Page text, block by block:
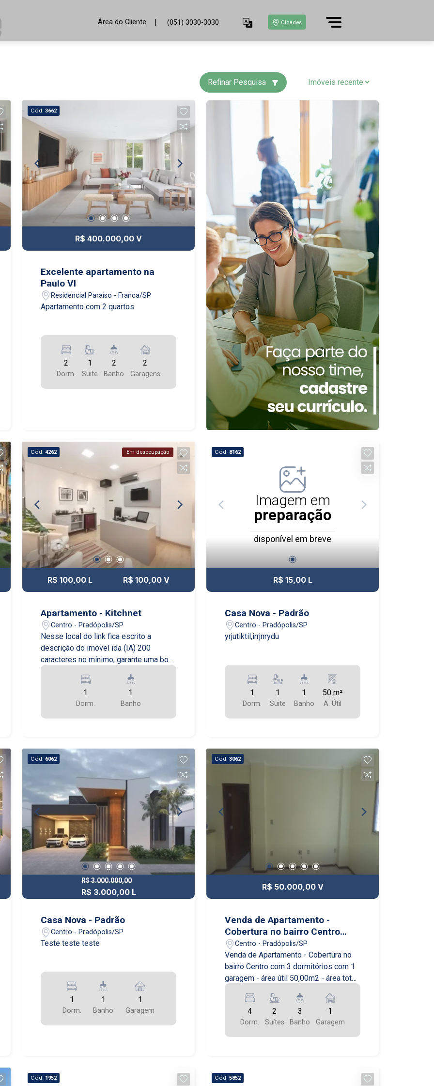
Área do Cliente | (051) 3030-3030 Cidades
Refinar Pesquisa
Cód. 3662
R$ 400.000,00 V
Excelente apartamento na
Paulo VI
Residencial Paraíso - Franca/SP
Apartamento com 2 quartos
2
Dorm.
1
Suite
2
Banho
2
Garagens
Em desocupação
Cód. 4262
R$ 100,00 L R$ 100,00 V
Apartamento - Kitchnet
Centro - Pradópolis/SP
Nesse local do link fica escrito a
descrição do imóvel ida (IA) 200
caracteres no mínimo, garante uma boa
rida (IA) 200 caracteres no mínimo,
garante uma boa rida (IA) 200
caracteres no mínimo, garante uma boa
garante uma boa r
1
Dorm.
1
Banho
Cód. 8162
Imagem em
preparação
disponível em breve
R$ 15,00 L
Casa Nova - Padrão
Centro - Pradópolis/SP
yrjutiktil,irrjnrydu
1
Dorm.
1
Suite
1
Banho
50 m²
A. Útil
Cód. 6062
R$ 3.000.000,00
R$ 3.000,00 L
Casa Nova - Padrão
Centro - Pradópolis/SP
Teste teste teste
1
Dorm.
1
Banho
1
Garagem
Cód. 3062
R$ 50.000,00 V
Venda de Apartamento -
Cobertura no bairro Centro
com 3 dormitórios com 2
garagens - área útil 50,00m2 -
área total 50,00m2 em
Pradópolis/SP
Centro - Pradópolis/SP
Venda de Apartamento - Cobertura no
bairro Centro com 3 dormitórios com 1
garagem - área útil 50,00m2 - área total
área terreno 0,00m2 em Pradópolis/SP
Se você está procurando um
apartamento espaçoso e confortável,
esta cobertura é perfeita para você!
dormitórios, 1 garagem e uma área útil
de 50,00m2. Com uma área total de
4
Dorm.
2
Suítes
3
Banho
1
Garagem
Cód. 1952 Cód. 5852